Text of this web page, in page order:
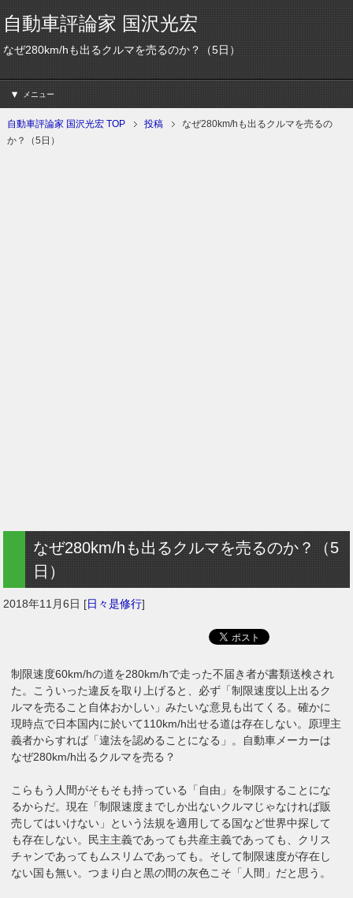
自動車評論家 国沢光宏
なぜ280km/hも出るクルマを売るのか？（5日）
メニュー
自動車評論家 国沢光宏 TOP 投稿
なぜ280km/hも出るクルマを売るの
か？（5日）
なぜ280km/hも出るクルマを売るのか？（5
日）
2018年11月6日 [日々是修行]
制限速度60km/hの道を280km/hで走った不届き者が書類送検され
た。こういった違反を取り上げると、必ず「制限速度以上出るク
ルマを売ること自体おかしい」みたいな意見も出てくる。確かに
現時点で日本国内に於いて110km/h出せる道は存在しない。原理主
義者からすれば「違法を認めることになる」。自動車メーカーは
なぜ280km/h出るクルマを売る？
こらもう人間がそもそも持っている「自由」を制限することにな
るからだ。現在「制限速度までしか出ないクルマじゃなければ販
売してはいけない」という法規を適用してる国など世界中探して
も存在しない。民主主義であっても共産主義であっても、クリス
チャンであってもムスリムであっても。そして制限速度が存在し
ない国も無い。つまり白と黒の間の灰色こそ「人間」だと思う。